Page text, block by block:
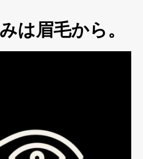
は眉毛から。